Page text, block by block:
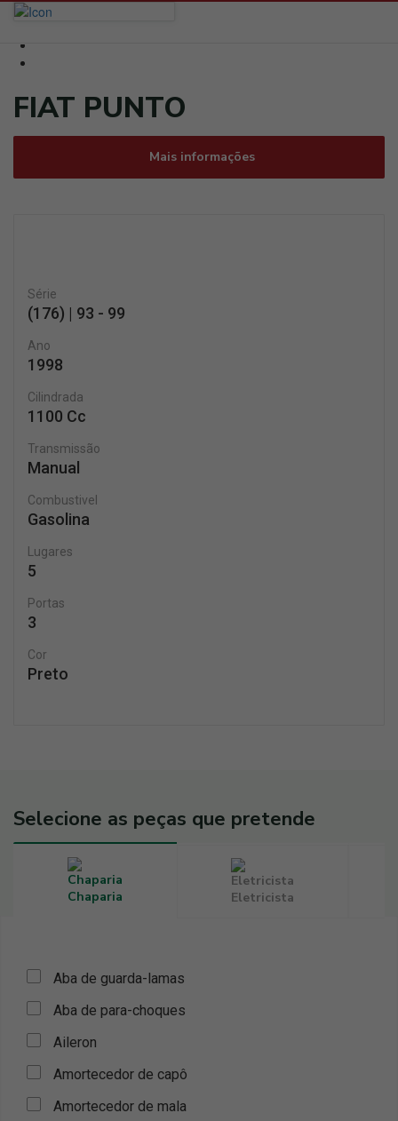
FIAT PUNTO
Mais informações
Série
(176) | 93 - 99
Ano
1998
Cilindrada
1100 Cc
Transmissão
Manual
Combustivel
Gasolina
Lugares
5
Portas
3
Cor
Preto
Selecione as peças que pretende
Chaparia Eletricista
Aba de guarda-lamas
Aba de para-choques
Aileron
Amortecedor de capô
Amortecedor de mala